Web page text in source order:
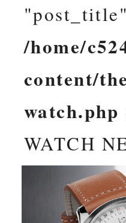
/home/
content/
watch.php
WATCH